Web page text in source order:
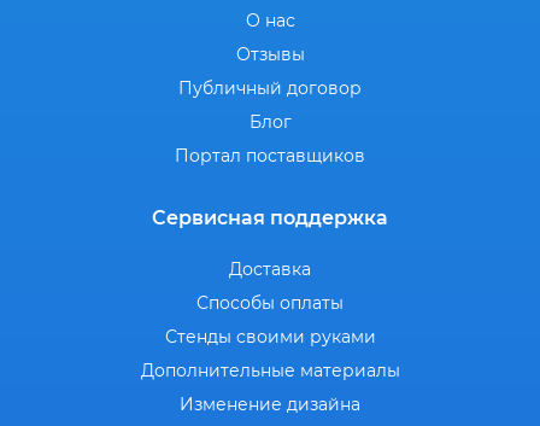
О нас
Отзывы
Публичный договор
Блог
Портал поставщиков
Сервисная поддержка
Доставка
Способы оплаты
Стенды своими руками
Дополнительные материалы
Изменение дизайна